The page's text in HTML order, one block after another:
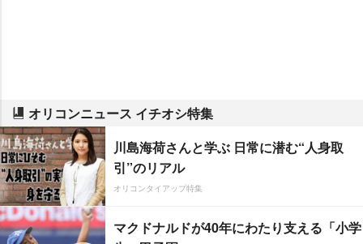
オリコンニュース イチオシ特集
川島海荷さんと学ぶ 日常に潜む“人身取
引”のリアル
オリコンタイアップ特集
マクドナルドが40年にわたり支える「小学